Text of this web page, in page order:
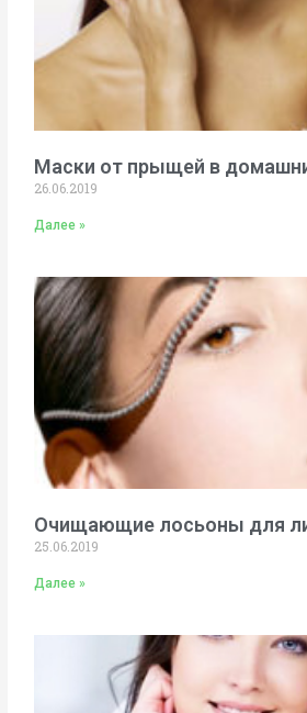
Маски от прыщей в
26.06.2019
Далее »
Очищающие лосьоны для
25.06.2019
Далее »